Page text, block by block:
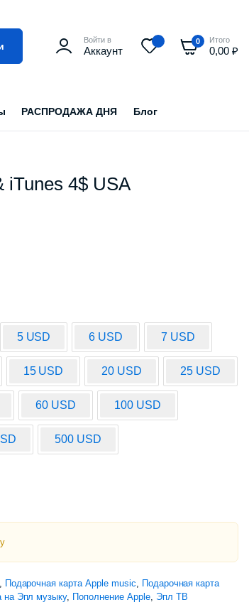
Войти в
Аккаунт
0 Итого
0,00₽
РАСПРОДАЖА ДНЯ Блог
iTunes 4$ USA
5 USD 6 USD 7 USD
15 USD 20 USD 25 USD
60 USD 100 USD
500 USD
Подарочная карта Apple music, Подарочная карта
на Эпл музыку, Пополнение Apple, Эпл ТВ